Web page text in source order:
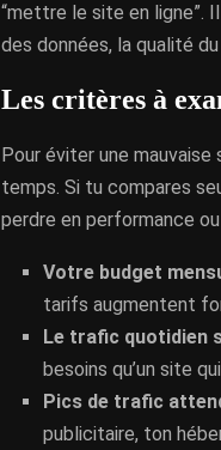
“mettre le site en ligne”.
des données, la qualité
Les critères à
Pour éviter une
temps. Si tu compares
perdre en performance
Votre budget
tarifs augmentent
Le trafic quotidien
besoins qu’un site
Pics de trafic
publicitaire, ton